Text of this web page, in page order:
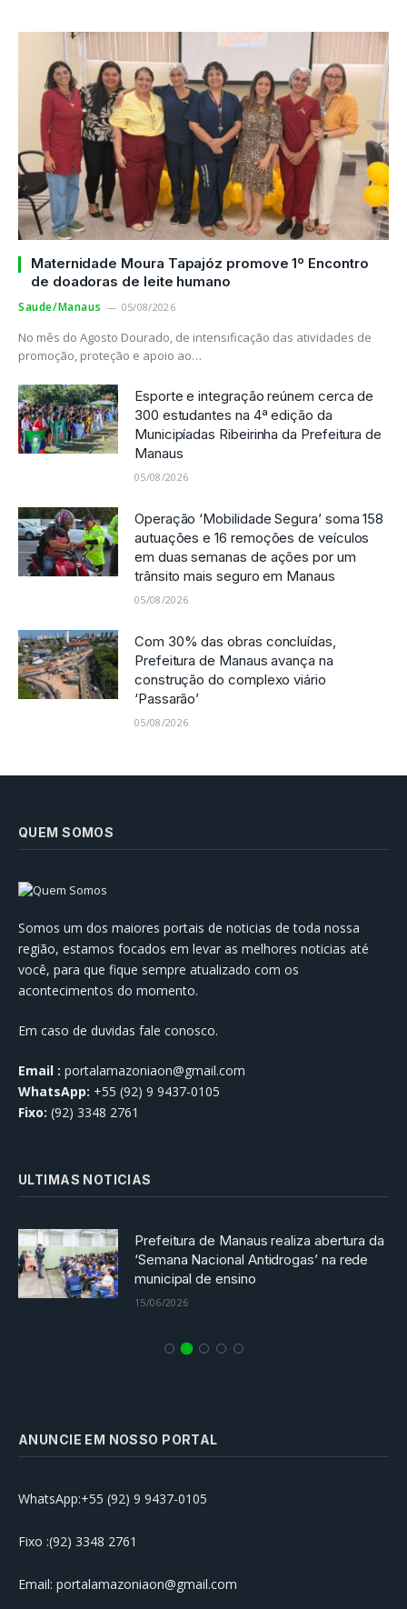
Maternidade Moura Tapajóz promove 1º Encontro
de doadoras de leite humano
Saude/Manaus 05/08/2026
No mês do Agosto Dourado, de intensificação das atividades de
promoção, proteção e apoio ao…
Esporte e integração reúnem cerca de
300 estudantes na 4ª edição da
Municipíadas Ribeirinha da Prefeitura de
Manaus
05/08/2026
Operação ‘Mobilidade Segura’ soma 158
autuações e 16 remoções de veículos
em duas semanas de ações por um
trânsito mais seguro em Manaus
05/08/2026
Com 30% das obras concluídas,
Prefeitura de Manaus avança na
construção do complexo viário
‘Passarão’
05/08/2026
QUEM SOMOS
Somos um dos maiores portais de noticias de toda nossa
região, estamos focados em levar as melhores noticias até
você, para que fique sempre atualizado com os
acontecimentos do momento.
Em caso de duvidas fale conosco.
Email : portalamazoniaon@gmail.com
WhatsApp: +55 (92) 9 9437-0105
Fixo: (92) 3348 2761
ULTIMAS NOTICIAS
Prefeitura de Manaus realiza abertura da
‘Semana Nacional Antidrogas’ na rede
municipal de ensino
15/06/2026
ANUNCIE EM NOSSO PORTAL
WhatsApp:+55 (92) 9 9437-0105
Fixo :(92) 3348 2761
Email: portalamazoniaon@gmail.com